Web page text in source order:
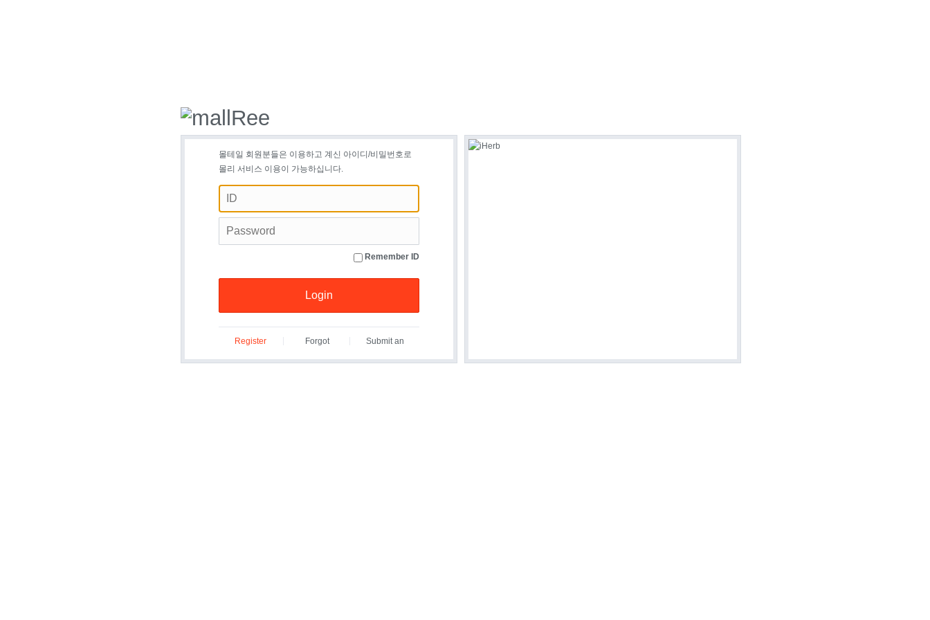
몰테일 회원분들은 이용하고 계신 아이디/비밀번호로
몰리 서비스 이용이 가능하십니다.
Remember ID
Login
Register
Forgot
Submit an